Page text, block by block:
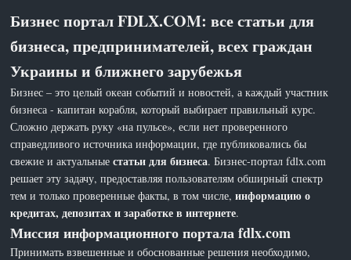
Бизнес портал FDLX.COM: все статьи для
бизнеса, предпринимателей, всех граждан
Украины и ближнего зарубежья
Бизнес – это целый океан событий и новостей, а каждый участник
бизнеса - капитан корабля, который выбирает правильный курс.
Сложно держать руку «на пульсе», если нет проверенного
справедливого источника информации, где публиковались бы
свежие и актуальныестатьи для бизнеса. Бизнес-портал fdlx.com
решает эту задачу, предоставляя пользователям обширный спектр
тем и только проверенные факты, в том числе,информацию о
кредитах, депозитах и заработке в интернете.
Миссия информационного портала fdlx.com
Принимать взвешенные и обоснованные решения необходимо,